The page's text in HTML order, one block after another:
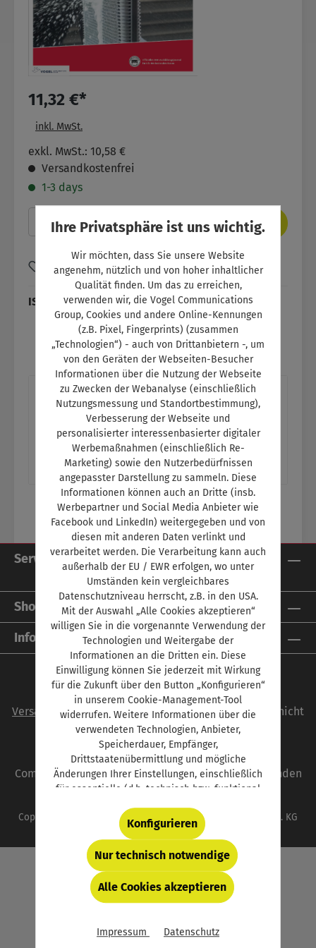
11,32 €*
inkl. MwSt.
exkl. MwSt.: 10,58 €
Versandkostenfrei
1-3 days
Produkt Anzahl: Gib den gewünschten
In den Warenkorb
Zum Merkzettel hinzufügen
ISBN: SW11078
Beschreibung
Titelthema: Richtig reinigenNur eine
sachgerechte Reinigung von Klimaanlagen
sorgt für wirklich saubere Luft Ein Thema im
Mehr
Service-Hotline
Shop Service
Informationen
Alle Preise inkl. gesetzl. Mehrwertsteuer zzgl.
Versandkostenund ggf. Nachnahmegebühren, wenn nicht
anders angegeben.
autoFACHMANN ist eine Marke der Vogel
Communications Group. Unser gesamtes Angebot finden
Sie unterwww.vogel.de.
Copyright © 2026 Vogel Communications Group GmbH & Co. KG
Ihre Privatsphäre ist uns wichtig.
Wir möchten, dass Sie unsere Website
angenehm, nützlich und von hoher inhaltlicher
Qualität finden. Um das zu erreichen,
verwenden wir, die Vogel Communications
Group, Cookies und andere Online-Kennungen
(z.B. Pixel, Fingerprints) (zusammen
„Technologien“) - auch von Drittanbietern -, um
von den Geräten der Webseiten-Besucher
Informationen über die Nutzung der Webseite
zu Zwecken der Webanalyse (einschließlich
Nutzungsmessung und Standortbestimmung),
Verbesserung der Webseite und
personalisierter interessenbasierter digitaler
Werbemaßnahmen (einschließlich Re-
Marketing) sowie den Nutzerbedürfnissen
angepasster Darstellung zu sammeln. Diese
Informationen können auch an Dritte (insb.
Werbepartner und Social Media Anbieter wie
Facebook und LinkedIn) weitergegeben und von
diesen mit anderen Daten verlinkt und
verarbeitet werden. Die Verarbeitung kann auch
außerhalb der EU / EWR erfolgen, wo unter
Umständen kein vergleichbares
Datenschutzniveau herrscht, z.B. in den USA.
Mit der Auswahl „Alle Cookies akzeptieren“
willigen Sie in die vorgenannte Verwendung der
Technologien und Weitergabe der
Informationen an die Dritten ein. Diese
Einwilligung können Sie jederzeit mit Wirkung
für die Zukunft über den Button „Konfigurieren“
in unserem Cookie-Management-Tool
widerrufen. Weitere Informationen über die
verwendeten Technologien, Anbieter,
Speicherdauer, Empfänger,
Drittstaatenübermittlung und mögliche
Änderungen Ihrer Einstellungen, einschließlich
für essentielle (d.h. technisch bzw. funktional
verlinkten Datenschutzerklärung und hinter
dem Button „Konfigurieren“.
Nur technisch notwendige
Konfigurieren
Alle Cookies akzeptieren
Impressum Datenschutz